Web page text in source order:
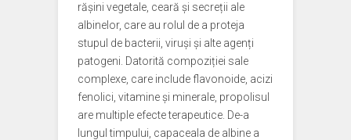
rășini vegetale, ceară și secreții ale
albinelor, care au rolul de a proteja
stupul de bacterii, viruși și alte agenți
patogeni. Datorită compoziției sale
complexe, care include flavonoide, acizi
fenolici, vitamine și minerale, propolisul
are multiple efecte terapeutice. De-a
lungul timpului, capaceala de albine a